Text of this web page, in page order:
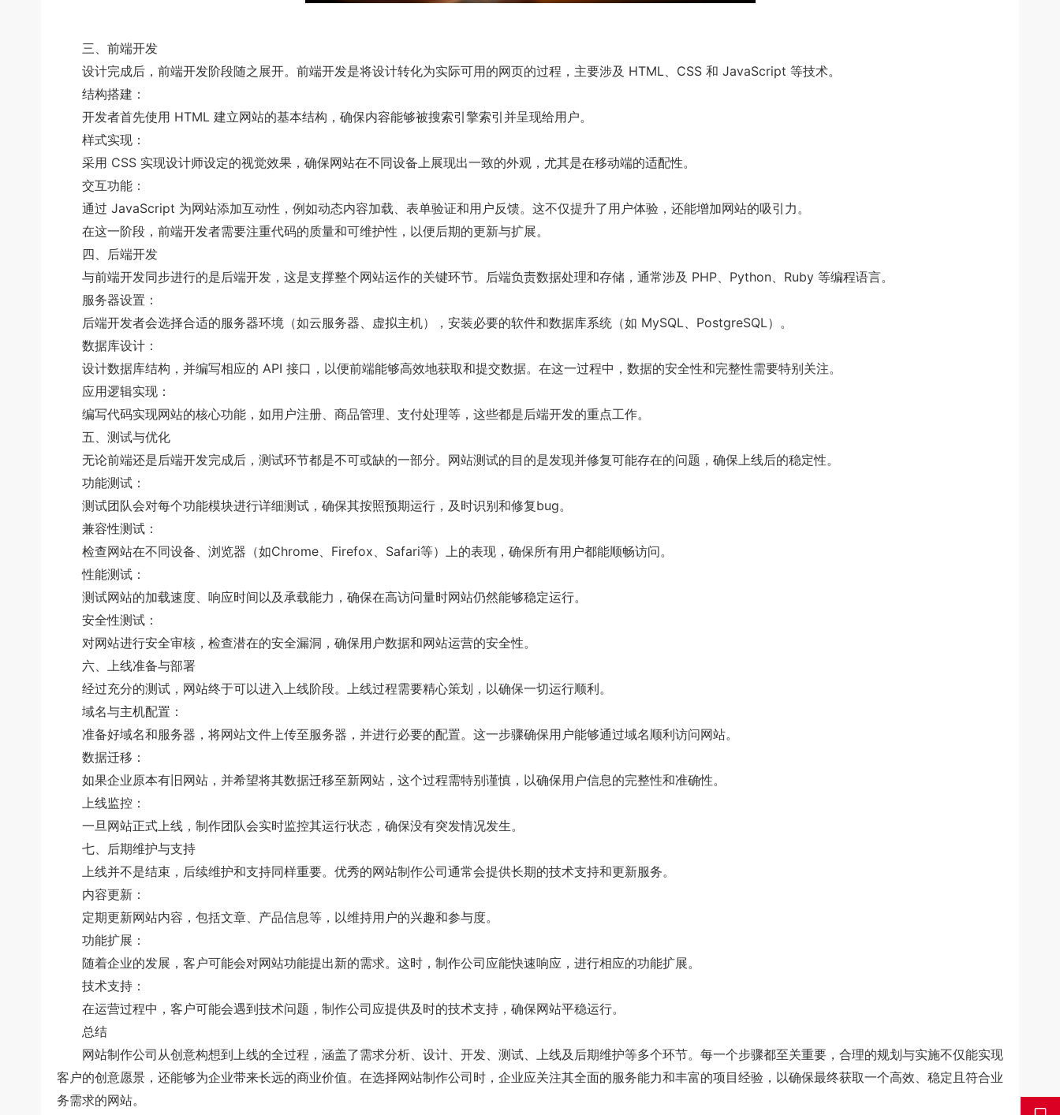
三、前端开发
设计完成后，前端开发阶段随之展开。前端开发是将设计转化为实际可用的网页的过程，主要涉及 HTML、CSS 和 JavaScript 等技术。
结构搭建：
开发者首先使用 HTML 建立网站的基本结构，确保内容能够被搜索引擎索引并呈现给用户。
样式实现：
采用 CSS 实现设计师设定的视觉效果，确保网站在不同设备上展现出一致的外观，尤其是在移动端的适配性。
交互功能：
通过 JavaScript 为网站添加互动性，例如动态内容加载、表单验证和用户反馈。这不仅提升了用户体验，还能增加网站的吸引力。
在这一阶段，前端开发者需要注重代码的质量和可维护性，以便后期的更新与扩展。
四、后端开发
与前端开发同步进行的是后端开发，这是支撑整个网站运作的关键环节。后端负责数据处理和存储，通常涉及 PHP、Python、Ruby 等编程语言。
服务器设置：
后端开发者会选择合适的服务器环境（如云服务器、虚拟主机），安装必要的软件和数据库系统（如 MySQL、PostgreSQL）。
数据库设计：
设计数据库结构，并编写相应的 API 接口，以便前端能够高效地获取和提交数据。在这一过程中，数据的安全性和完整性需要特别关注。
应用逻辑实现：
编写代码实现网站的核心功能，如用户注册、商品管理、支付处理等，这些都是后端开发的重点工作。
五、测试与优化
无论前端还是后端开发完成后，测试环节都是不可或缺的一部分。网站测试的目的是发现并修复可能存在的问题，确保上线后的稳定性。
功能测试：
测试团队会对每个功能模块进行详细测试，确保其按照预期运行，及时识别和修复bug。
兼容性测试：
检查网站在不同设备、浏览器（如Chrome、Firefox、Safari等）上的表现，确保所有用户都能顺畅访问。
性能测试：
测试网站的加载速度、响应时间以及承载能力，确保在高访问量时网站仍然能够稳定运行。
安全性测试：
对网站进行安全审核，检查潜在的安全漏洞，确保用户数据和网站运营的安全性。
六、上线准备与部署
经过充分的测试，网站终于可以进入上线阶段。上线过程需要精心策划，以确保一切运行顺利。
域名与主机配置：
准备好域名和服务器，将网站文件上传至服务器，并进行必要的配置。这一步骤确保用户能够通过域名顺利访问网站。
数据迁移：
如果企业原本有旧网站，并希望将其数据迁移至新网站，这个过程需特别谨慎，以确保用户信息的完整性和准确性。
上线监控：
一旦网站正式上线，制作团队会实时监控其运行状态，确保没有突发情况发生。
七、后期维护与支持
上线并不是结束，后续维护和支持同样重要。优秀的网站制作公司通常会提供长期的技术支持和更新服务。
内容更新：
定期更新网站内容，包括文章、产品信息等，以维持用户的兴趣和参与度。
功能扩展：
随着企业的发展，客户可能会对网站功能提出新的需求。这时，制作公司应能快速响应，进行相应的功能扩展。
技术支持：
在运营过程中，客户可能会遇到技术问题，制作公司应提供及时的技术支持，确保网站平稳运行。
总结
网站制作公司从创意构想到上线的全过程，涵盖了需求分析、设计、开发、测试、上线及后期维护等多个环节。每一个步骤都至关重要，合理的规划与实施不仅能实现
客户的创意愿景，还能够为企业带来长远的商业价值。在选择网站制作公司时，企业应关注其全面的服务能力和丰富的项目经验，以确保最终获取一个高效、稳定且符合业
务需求的网站。